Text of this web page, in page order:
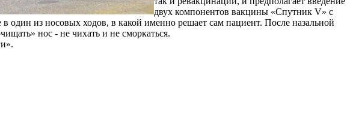
двух компонентов вакцины «Спутник V» с
из носовых ходов, в какой именно решает сам пациент. После назальной
нос - не чихать и не сморкаться.